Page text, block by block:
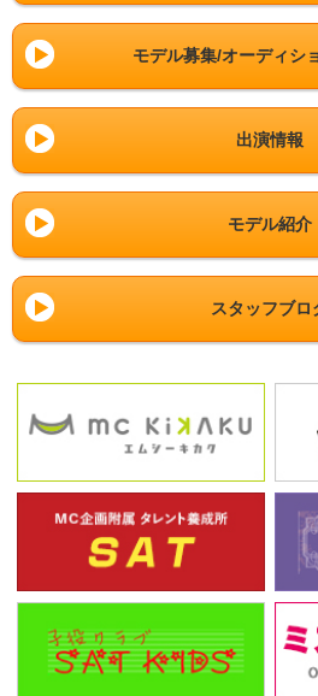
モデル募集/オーディシ
出演情報
モデル紹介
スタッフブロ